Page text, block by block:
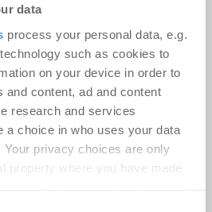
data
process your personal data, e.g.
such as cookies to
on your device in order to
and content, ad and content
research and services
a choice in who uses your data
privacy choices are only
property where you have made
Rechenzentren
zum Risiko für
Außentemperaturen
IT-Systeme treiben